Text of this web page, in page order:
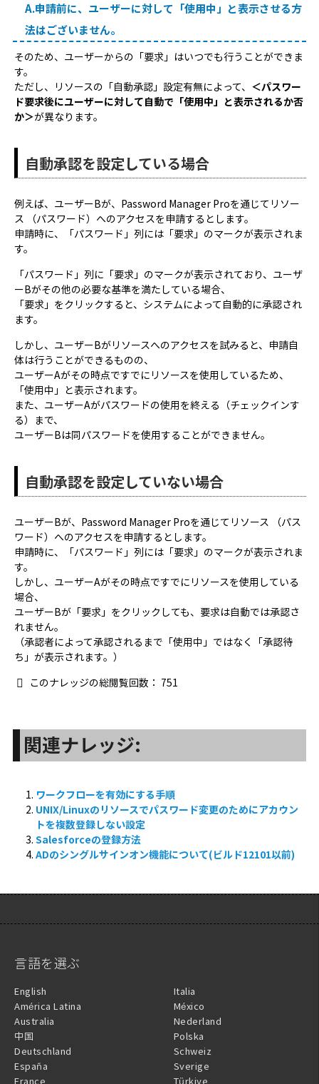
A.申請前に、ユーザーに対して「使用中」と表示させる方
法はございません。
そのため、ユーザーからの「要求」はいつでも行うことができま
す。
ただし、リソースの「自動承認」設定有無によって、 ＜パスワー
ド要求後にユーザーに対して自動で「使用中」と表示されるか否
か＞が異なります。
自動承認を設定している場合
例えば、ユーザーBが、Password Manager Proを通じてリソー
ス （パスワード）へのアクセスを申請するとします。
申請時に、「パスワード」列には「要求」のマークが表示されま
す。
「パスワード」列に「要求」のマークが表示されており、ユーザ
ーBがその他の必要な基準を満たしている場合、
「要求」をクリックすると、システムによって自動的に承認され
ます。
しかし、ユーザーBがリソースへのアクセスを試みると、申請自
体は行うことができるものの、
ユーザーAがその時点ですでにリソースを使用しているため、
「使用中」と表示されます。
また、ユーザーAがパスワードの使用を終える（チェックインす
る）まで、
ユーザーBは同パスワードを使用することができません。
自動承認を設定していない場合
ユーザーBが、Password Manager Proを通じてリソース （パス
ワード）へのアクセスを申請するとします。
申請時に、「パスワード」列には「要求」のマークが表示されま
す。
しかし、ユーザーAがその時点ですでにリソースを使用している
場合、
ユーザーBが「要求」をクリックしても、要求は自動では承認さ
れません。
（承認者によって承認されるまで「使用中」ではなく「承認待
ち」が表示されます。）
このナレッジの総閲覧回数： 751
関連ナレッジ:
ワークフローを有効にする手順
UNIX/Linuxのリソースでパスワード変更のためにアカウン
トを複数登録しない設定
Salesforceの登録方法
ADのシングルサインオン機能について(ビルド12101以前)
言語を選ぶ
English
América Latina
Australia
中国
Deutschland
España
France
Italia
México
Nederland
Polska
Schweiz
Sverige
Türkiye